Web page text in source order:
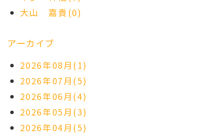
大山 嘉貴(0)
アーカイブ
2026年08月(1)
2026年07月(5)
2026年06月(4)
2026年05月(3)
2026年04月(5)